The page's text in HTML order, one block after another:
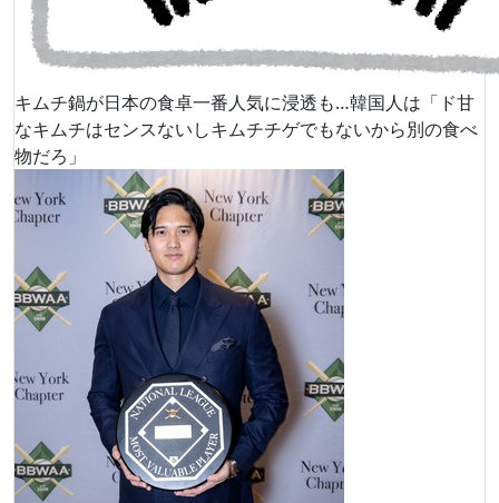
キムチ鍋が日本の食卓一番人気に浸透も…韓国人は「ド甘
なキムチはセンスないしキムチチゲでもないから別の食べ
物だろ」